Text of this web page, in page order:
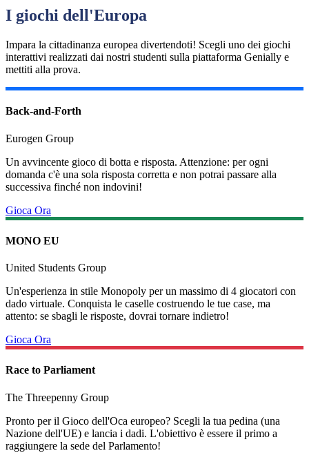
I giochi dell'Europa
Impara la cittadinanza europea divertendoti! Scegli uno dei giochi
interattivi realizzati dai nostri studenti sulla piattaforma Genially e
mettiti alla prova.
Back-and-Forth
Eurogen Group
Un avvincente gioco di botta e risposta. Attenzione: per ogni
domanda c'è una sola risposta corretta e non potrai passare alla
successiva finché non indovini!
Gioca Ora
MONO EU
United Students Group
Un'esperienza in stile Monopoly per un massimo di 4 giocatori con
dado virtuale. Conquista le caselle costruendo le tue case, ma
attento: se sbagli le risposte, dovrai tornare indietro!
Gioca Ora
Race to Parliament
The Threepenny Group
Pronto per il Gioco dell'Oca europeo? Scegli la tua pedina (una
Nazione dell'UE) e lancia i dadi. L'obiettivo è essere il primo a
raggiungere la sede del Parlamento!